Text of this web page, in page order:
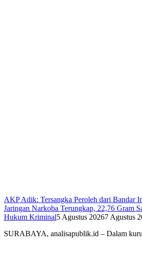
AKP Adik: Tersangka Peroleh dari Bandar
Jaringan Narkoba Terungkap, 22,76 Gram
Hukum Kriminal5 Agustus 20267 Agustus
SURABAYA, analisapublik.id – Dalam